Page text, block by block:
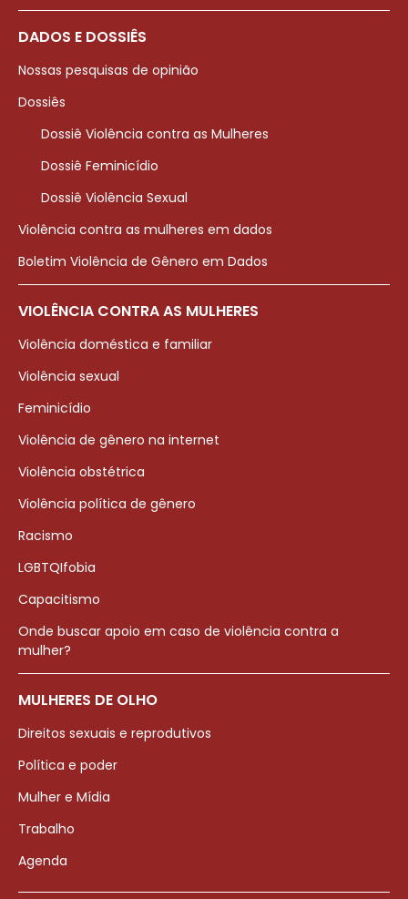
DADOS E DOSSIÊS
Nossas pesquisas de opinião
Dossiês
Dossiê Violência contra as Mulheres
Dossiê Feminicídio
Dossiê Violência Sexual
Violência contra as mulheres em dados
Boletim Violência de Gênero em Dados
VIOLÊNCIA CONTRA AS MULHERES
Violência doméstica e familiar
Violência sexual
Feminicídio
Violência de gênero na internet
Violência obstétrica
Violência política de gênero
Racismo
LGBTQIfobia
Capacitismo
Onde buscar apoio em caso de violência contra a
mulher?
MULHERES DE OLHO
Direitos sexuais e reprodutivos
Política e poder
Mulher e Mídia
Trabalho
Agenda